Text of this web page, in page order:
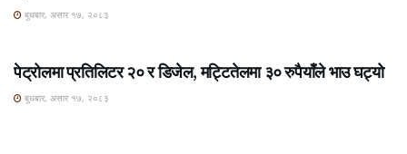
बुधबार, असार १७, २०८३
पेट्रोलमा प्रतिलिटर २० र डिजेल, मट्टितेलमा ३० रुपैयाँले भाउ घट्यो
बुधबार, असार १७, २०८३